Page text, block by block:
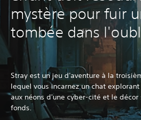
mystère pour fuir
tombée dans
Stray est un jeu d'aventure à la
lequel vous incarnez un chat
aux néons d'une cyber-cité et le
fonds.